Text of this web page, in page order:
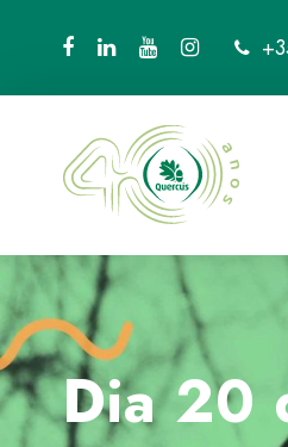
Dia 20